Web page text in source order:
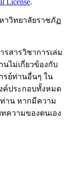
License.
าวิทยาลัยราชภัฏ
สารวิชาการเล่ม
ไม่เกี่ยวข้องกับ
ย์ท่านอื่นๆ ใน
ค์ประกอบทั้งหมด
าน หากมีความ
ความของตนเอง